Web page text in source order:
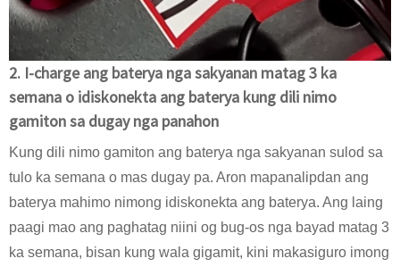
2. I-charge ang baterya nga sakyanan matag 3 ka
semana o idiskonekta ang baterya kung dili nimo
gamiton sa dugay nga panahon
Kung dili nimo gamiton ang baterya nga sakyanan sulod sa
tulo ka semana o mas dugay pa. Aron mapanalipdan ang
baterya mahimo nimong idiskonekta ang baterya. Ang laing
paagi mao ang paghatag niini og bug-os nga bayad matag 3
ka semana, bisan kung wala gigamit, kini makasiguro imong